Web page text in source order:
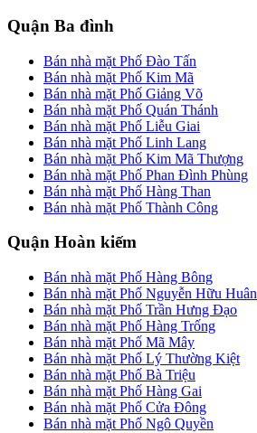
Quận Ba đình
Bán nhà mặt Phố Đào Tấn
Bán nhà mặt Phố Kim Mã
Bán nhà mặt Phố Giảng Võ
Bán nhà mặt Phố Quán Thánh
Bán nhà mặt Phố Liễu Giai
Bán nhà mặt Phố Linh Lang
Bán nhà mặt Phố Kim Mã Thượng
Bán nhà mặt Phố Phan Đình Phùng
Bán nhà mặt Phố Hàng Than
Bán nhà mặt Phố Thành Công
Quận Hoàn kiếm
Bán nhà mặt Phố Hàng Bông
Bán nhà mặt Phố Nguyễn Hữu Huân
Bán nhà mặt Phố Trần Hưng Đạo
Bán nhà mặt Phố Hàng Trống
Bán nhà mặt Phố Mã Mây
Bán nhà mặt Phố Lý Thường Kiệt
Bán nhà mặt Phố Bà Triệu
Bán nhà mặt Phố Hàng Gai
Bán nhà mặt Phố Cửa Đông
Bán nhà mặt Phố Ngô Quyền